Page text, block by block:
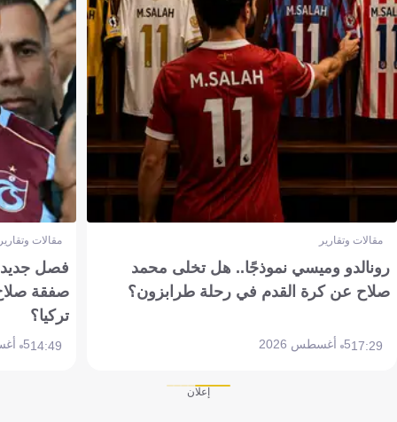
مقالات وتقارير
رونالدو وميسي نموذجًا.. هل تخلى محمد
صلاح عن كرة القدم في رحلة طرابزون؟
17:295 أغسطس 2026
مقالات
فصل جديد
صفقة
تركيا؟
14:495 أغسطس 2026
إعلان